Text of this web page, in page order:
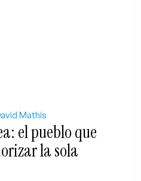
Mathis
el pueblo que
la sola